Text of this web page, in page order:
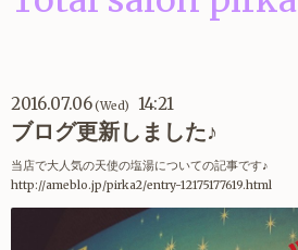
2016.07.06(Wed) 14:21
ブログ更新しました♪
当店で大人気の天使の塩湯についての記事です♪
http://ameblo.jp/pirka2/entry-12175177619.html